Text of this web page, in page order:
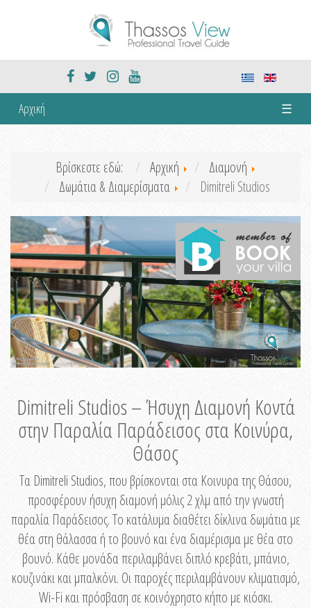
Αρχική ☰
Βρίσκεστε εδώ: Αρχική
Διαμονή
Δωμάτια & Διαμερίσματα
Dimitreli Studios
Dimitreli Studios – Ήσυχη Διαμονή Κοντά
στην Παραλία Παράδεισος στα Κοινύρα,
Θάσος
Τα Dimitreli Studios, που βρίσκονται στα Κοινυρα της Θάσου,
προσφέρουν ήσυχη διαμονή μόλις 2 χλμ από την γνωστή
παραλία Παράδεισος. Το κατάλυμα διαθέτει δίκλινα δωμάτια με
θέα στη θάλασσα ή το βουνό και ένα διαμέρισμα με θέα στο
βουνό. Κάθε μονάδα περιλαμβάνει διπλό κρεβάτι, μπάνιο,
κουζινάκι και μπαλκόνι. Οι παροχές περιλαμβάνουν κλιματισμό,
Wi-Fi και πρόσβαση σε κοινόχρηστο κήπο με κιόσκι.